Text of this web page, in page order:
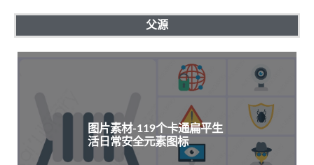
父源
图片素材-119个卡通扁平生
活日常安全元素图标